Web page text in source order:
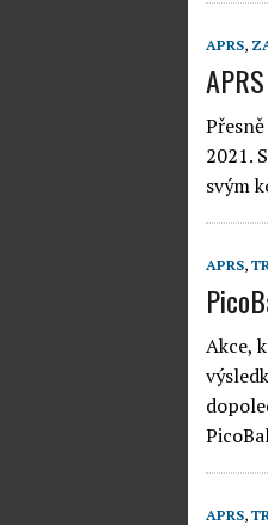
APRS,
2021.
svým
APRS,
Akce,
APRS,